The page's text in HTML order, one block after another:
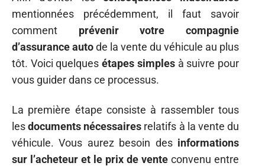
mentionnées précédemment, il faut savoir
comment prévenir votre compagnie
d’assurance autode la vente du véhicule au plus
tôt. Voici quelquesétapes simplesà suivre pour
vous guider dans ce processus.
La première étape consiste à rassembler tous
lesdocuments nécessaires relatifs à la vente du
véhicule. Vous aurez besoin des informations
sur l’acheteur et le prix de vente convenu entre